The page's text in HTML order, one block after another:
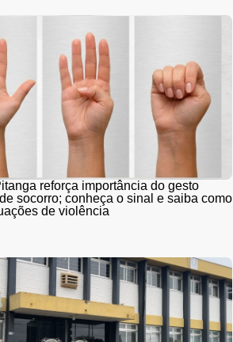
reforça importância do gesto
socorro; conheça o sinal e saiba como
de violência